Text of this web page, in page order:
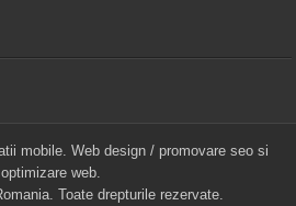
mobile. Web design / promovare seo si
optimizare web.
. Toate drepturile rezervate.